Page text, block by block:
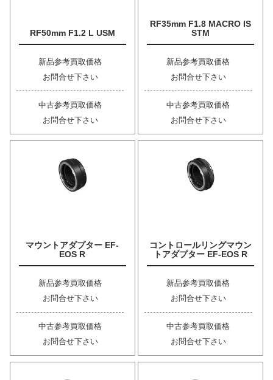
RF50mm F1.2 L USM
新品参考買取価格
お問合せ下さい
中古参考買取価格
お問合せ下さい
RF35mm F1.8 MACRO IS
STM
新品参考買取価格
お問合せ下さい
中古参考買取価格
お問合せ下さい
マウントアダプター EF-
EOS R
新品参考買取価格
お問合せ下さい
中古参考買取価格
お問合せ下さい
コントロールリングマウン
トアダプター EF-EOS R
新品参考買取価格
お問合せ下さい
中古参考買取価格
お問合せ下さい